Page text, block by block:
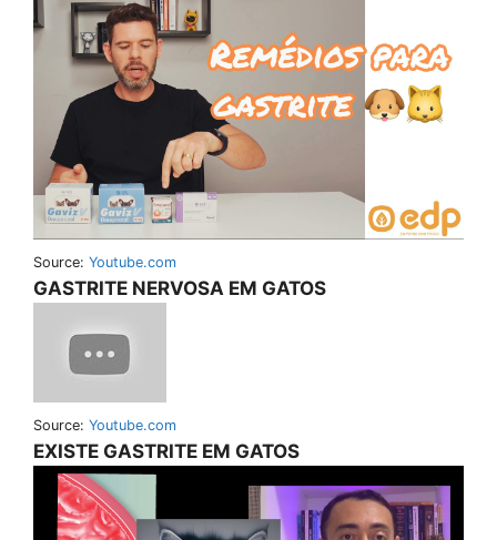
Source: Youtube.com
GASTRITE NERVOSA EM GATOS
Source: Youtube.com
EXISTE GASTRITE EM GATOS